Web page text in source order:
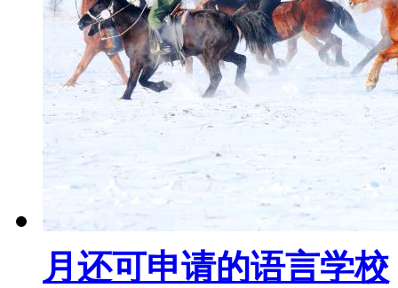
月还可申请的语言学校